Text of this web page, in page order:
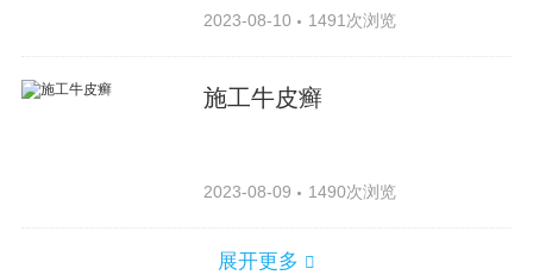
2023-08-10 1491次浏览
施工牛皮癣
2023-08-09 1490次浏览
展开更多